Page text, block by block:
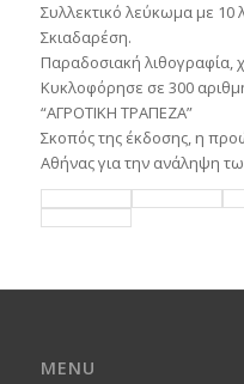
Συλλεκτικό λεύκωμα με
Σκιαδαρέση.
Παραδοσιακή λιθογραφία,
Κυκλοφόρησε σε 300
“ΑΓΡΟΤΙΚΗ ΤΡΑΠΕΖΑ”
Σκοπός της έκδοσης, η
Αθήνας για την ανάληψη
MENU